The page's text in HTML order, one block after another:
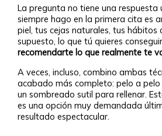
La pregunta no tiene una respuesta
siempre hago en la primera cita es
piel, tus cejas naturales, tus hábitos
supuesto, lo que tú quieres
recomendarte lo que realmente te
A veces, incluso, combino ambas
acabado más completo: pelo a
un sombreado sutil para rellenar.
es una opción muy demandada
resultado espectacular.